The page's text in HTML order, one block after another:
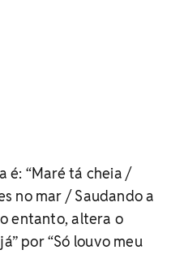
é: “Maré tá cheia /
no mar / Saudando a
entanto, altera o
por “Só louvo meu